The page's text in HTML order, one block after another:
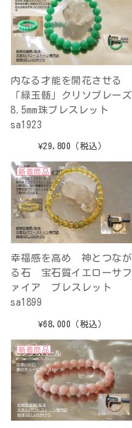
内なる才能を開花させる
「緑玉髄」クリソプレーズ
8.5mm珠ブレスレット
sa1923
¥29,800 （税込）
新着商品
幸福感を高め 神とつなが
る石 宝石質イエローサフ
ァイア ブレスレット
sa1899
¥68,000 （税込）
新着商品